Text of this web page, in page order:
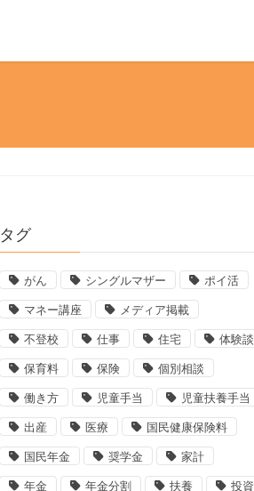
タグ
がん シングルマザー ポイ活
マネー講座 メディア掲載
不登校 仕事 住宅 体験談
保育料 保険 個別相談
働き方 児童手当 児童扶養手当
出産 医療 国民健康保険料
国民年金 奨学金 家計
年金 年金分割 扶養 投資